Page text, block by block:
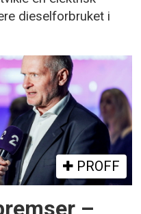
dieselforbruket i
PROFF